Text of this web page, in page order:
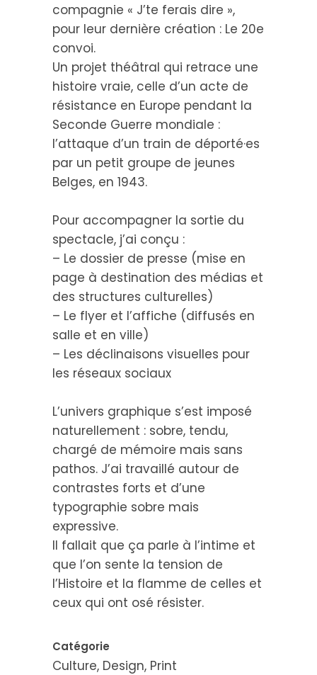
compagnie « J’te ferais dire »,
pour leur dernière création : Le 20e
convoi.
Un projet théâtral qui retrace une
histoire vraie, celle d’un acte de
résistance en Europe pendant la
Seconde Guerre mondiale :
l’attaque d’un train de déporté·es
par un petit groupe de jeunes
Belges, en 1943.
Pour accompagner la sortie du
spectacle, j’ai conçu :
– Le dossier de presse (mise en
page à destination des médias et
des structures culturelles)
– Le flyer et l’affiche (diffusés en
salle et en ville)
– Les déclinaisons visuelles pour
les réseaux sociaux
L’univers graphique s’est imposé
naturellement : sobre, tendu,
chargé de mémoire mais sans
pathos. J’ai travaillé autour de
contrastes forts et d’une
typographie sobre mais
expressive.
Il fallait que ça parle à l’intime et
que l’on sente la tension de
l’Histoire et la flamme de celles et
ceux qui ont osé résister.
Catégorie
Culture, Design, Print